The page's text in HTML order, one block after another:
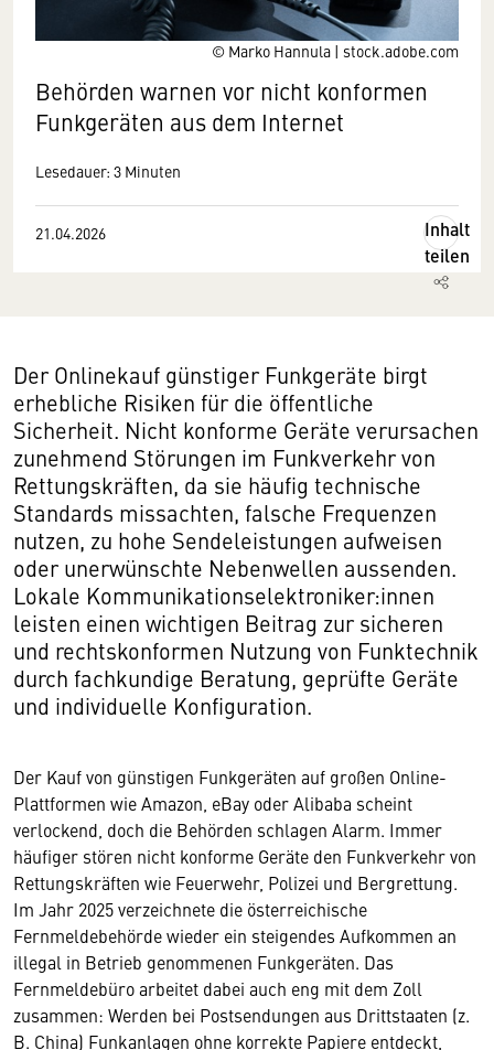
© Marko Hannula | stock.adobe.com
Behörden warnen vor nicht konformen
Funkgeräten aus dem Internet
Lesedauer: 3 Minuten
21.04.2026
Inhalt
teilen
Der Onlinekauf günstiger Funkgeräte birgt
erhebliche Risiken für die öffentliche
Sicherheit. Nicht konforme Geräte verursachen
zunehmend Störungen im Funkverkehr von
Rettungskräften, da sie häufig technische
Standards missachten, falsche Frequenzen
nutzen, zu hohe Sendeleistungen aufweisen
oder unerwünschte Nebenwellen aussenden.
Lokale Kommunikations­elektroniker:innen
leisten einen wichtigen Beitrag zur sicheren
und rechtskonformen Nutzung von Funktechnik
durch fachkundige Beratung, geprüfte Geräte
und individuelle Konfiguration.
Der Kauf von günstigen Funkgeräten auf großen Online-
Plattformen wie Amazon, eBay oder Alibaba scheint
verlockend, doch die Behörden schlagen Alarm. Immer
häufiger stören nicht konforme Geräte den Funkverkehr von
Rettungskräften wie Feuerwehr, Polizei und Bergrettung.
Im Jahr 2025 verzeichnete die österreichische
Fernmeldebehörde wieder ein steigendes Aufkommen an
illegal in Betrieb genommenen Funkgeräten. Das
Fernmeldebüro arbeitet dabei auch eng mit dem Zoll
zusammen: Werden bei Postsendungen aus Drittstaaten (z.
B. China) Funkanlagen ohne korrekte Papiere entdeckt,